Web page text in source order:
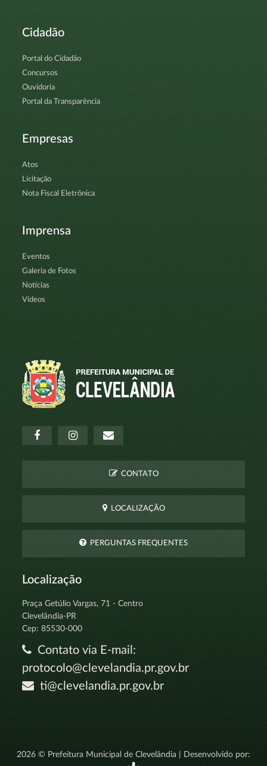
Cidadão
Portal do Cidadão
Concursos
Ouvidoria
Portal da Transparência
Empresas
Atos
Licitação
Nota Fiscal Eletrônica
Imprensa
Eventos
Galeria de Fotos
Notícias
Vídeos
CONTATO
LOCALIZAÇÃO
PERGUNTAS FREQUENTES
Localização
Praça Getúlio Vargas, 71 - Centro
Clevelândia-PR
Cep: 85530-000
Contato via E-mail:
protocolo@clevelandia.pr.gov.br
ti@clevelandia.pr.gov.br
2026 © Prefeitura Municipal de Clevelândia | Desenvolvido por: